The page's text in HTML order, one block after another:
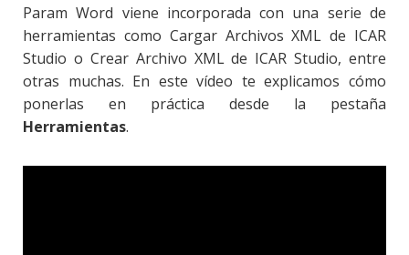
Param Word viene incorporada con una serie de
herramientas como Cargar Archivos XML de ICAR
Studio o Crear Archivo XML de ICAR Studio, entre
otras muchas. En este vídeo te explicamos cómo
ponerlas en práctica desde la pestaña
Herramientas.